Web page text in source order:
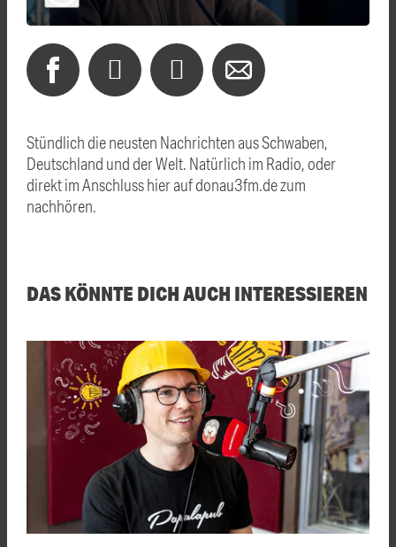
Stündlich die neusten Nachrichten aus Schwaben,
Deutschland und der Welt. Natürlich im Radio, oder
direkt im Anschluss hier auf donau3fm.de zum
nachhören.
DAS KÖNNTE DICH AUCH INTERESSIEREN